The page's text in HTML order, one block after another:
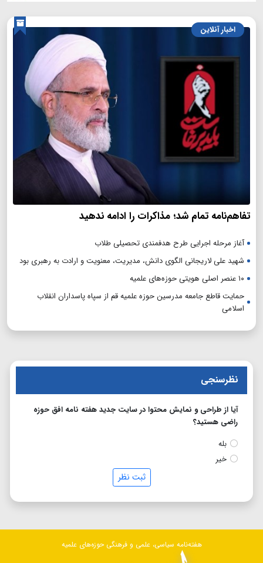
اخبار آنلاین
تفاهم‌نامه تمام شد؛ مذاکرات را ادامه ندهید
آغاز مرحله اجرایی طرح هدفمندی تحصیلی طلاب
شهید علی لاریجانی الگوی دانش، مدیریت، معنویت و ارادت به رهبری بود
۱۰ عنصر اصلی هویتی حوزه‌های علمیه
حمایت قاطع جامعه مدرسین حوزه علمیه قم از سپاه پاسداران انقلاب
اسلامی
نظرسنجی
آیا از طراحی و نمایش محتوا در سایت جدید هفته نامه افق حوزه
راضی هستید؟
بله
خیر
ثبت نظر
هفته‌نامه سیاسی، علمی و فرهنگی حوزه‌های علمیه